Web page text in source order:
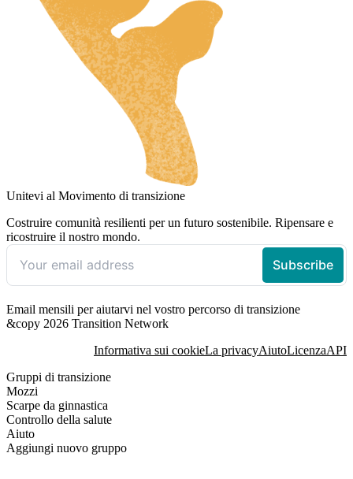
Unitevi al Movimento di transizione
Costruire comunità resilienti per un futuro sostenibile. Ripensare e
ricostruire il nostro mondo.
Email mensili per aiutarvi nel vostro percorso di transizione
&copy 2026 Transition Network
Informativa sui cookieLa privacyAiutoLicenzaAPI
Gruppi di transizione
Mozzi
Scarpe da ginnastica
Controllo della salute
Aiuto
Aggiungi nuovo gruppo